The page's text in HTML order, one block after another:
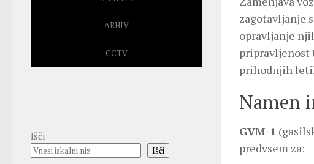
zagotavljanje
opravljanje
pripravljenost
prihodnjih
Namen
GVM-1
predvsem za:
ARHIV
CCTV
Išči
Išči